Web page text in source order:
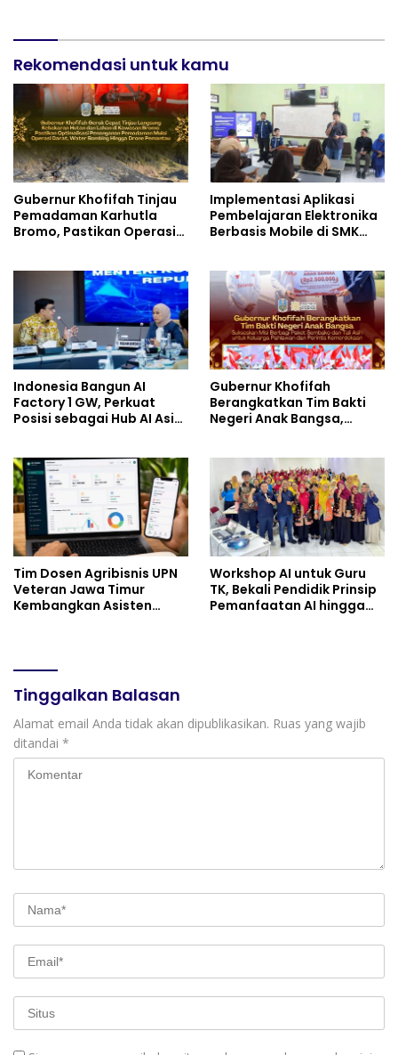
Rekomendasi untuk kamu
Gubernur Khofifah Tinjau
Pemadaman Karhutla
Bromo, Pastikan Operasi
Implementasi Aplikasi
Pembelajaran Elektronika
Berbasis Mobile di SMK
dan Inovasi Pembelajaran
Indonesia Bangun AI
Factory 1 GW, Perkuat
Posisi sebagai Hub AI Asia
Gubernur Khofifah
Berangkatkan Tim Bakti
Negeri Anak Bangsa,
dan Perintis Kemerdekaan
Tim Dosen Agribisnis UPN
Veteran Jawa Timur
Kembangkan Asisten
Workshop AI untuk Guru
TK, Bekali Pendidik Prinsip
Pemanfaatan AI hingga
Tinggalkan Balasan
Alamat email Anda tidak akan dipublikasikan. Ruas yang wajib
ditandai *